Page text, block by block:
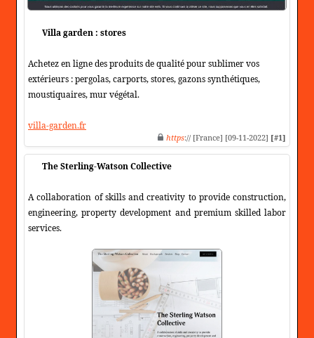
Villa garden : stores
Achetez en ligne des produits de qualité pour sublimer vos
extérieurs : pergolas, carports, stores, gazons synthétiques,
moustiquaires, mur végétal.
villa-garden.fr
https:// [France] [09-11-2022] [#1]
The Sterling-Watson Collective
A collaboration of skills and creativity to provide construction,
engineering, property development and premium skilled labor
services.